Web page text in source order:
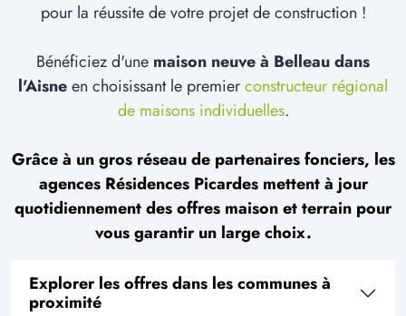
pour la réussite de votre projet de construction !
Bénéficiez d'une maison neuve à Belleau dans
l'Aisneen choisissant le premierconstructeur régional
de maisons individuelles.
Grâce à un gros réseau de partenaires fonciers, les
agences Résidences Picardes mettent à jour
quotidiennement des offres maison et terrain pour
vous garantir un large choix.
Explorer les offres dans les communes à
proximité